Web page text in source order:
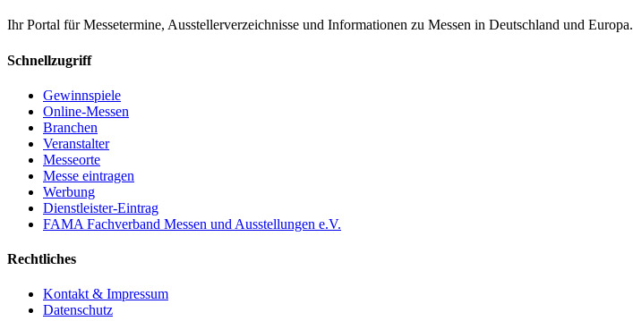
Ihr Portal für Messetermine, Ausstellerverzeichnisse und Informationen zu Messen in Deutschland und Europa.
Schnellzugriff
Gewinnspiele
Online-Messen
Branchen
Veranstalter
Messeorte
Messe eintragen
Werbung
Dienstleister-Eintrag
FAMA Fachverband Messen und Ausstellungen e.V.
Rechtliches
Kontakt & Impressum
Datenschutz